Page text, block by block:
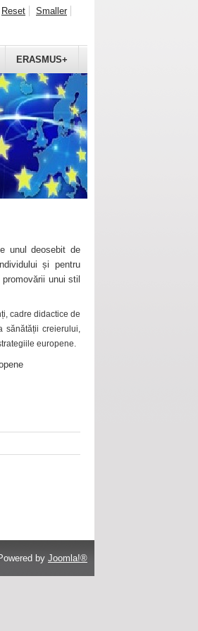
ERASMUS+
Reset Smaller
unul deosebit de
și pentru
unui stil
cadre didactice de
sănătății creierului,
europene.
by Joomla!®